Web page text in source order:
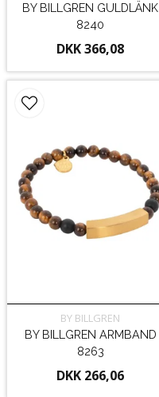
BY BILLGREN GULDLÄNK
8240
DKK 366,08
BY BILLGREN
BY BILLGREN ARMBAND
8263
DKK 266,06